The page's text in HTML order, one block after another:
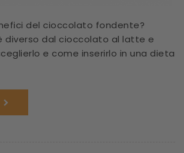
del cioccolato fondente?
diverso dal cioccolato al latte e
e come inserirlo in una dieta